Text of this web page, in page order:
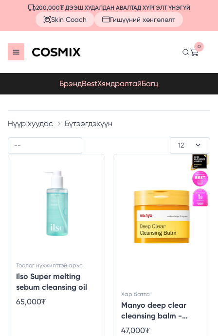
200,000₮ ДЭЭШ ХУДАЛДАН АВАЛТАД ХҮРГЭЛТ ҮНЭГҮЙ
Skin Coach Гишүүний хөнгөлөлт
0
БрэндBestХямдралтайБагц
Нүүр хуудас Бүтээгдэхүүн
Ilso Super melting
sebum cleansing oil
Тослог нүхжилттэй арьс
65,000₮
Manyo deep clear
cleansing balm -
132ml
Хар батга
47,000₮